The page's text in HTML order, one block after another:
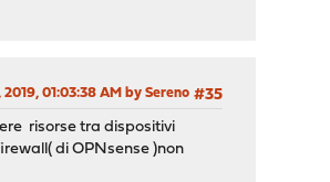
#35
2019, 01:03:38 AM by Sereno
risorse tra dispositivi
di OPNsense )non